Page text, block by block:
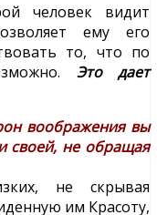
человек видит
ему его
то, что по
Это дает
воображения вы
своей, не обращая
не скрывая
им Красоту,